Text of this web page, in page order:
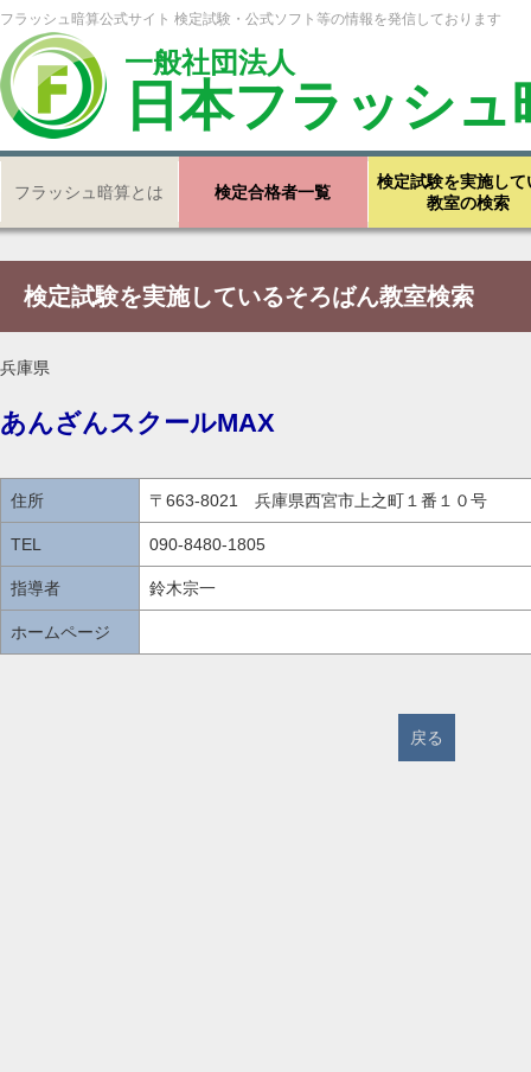
フラッシュ暗算公式サイト 検定試験・公式ソフト等の情報を発信しております
一般社団法人
日本フラッシ
フラッシュ暗算とは 検定合格者一覧
検定試験を実施して
教室の検索
検定試験を実施しているそろばん教室検索
兵庫県
あんざんスクールMAX
住所 〒663-8021 兵庫県西宮市上之町１番１０号
TEL 090-8480-1805
指導者 鈴木宗一
ホームページ
戻る